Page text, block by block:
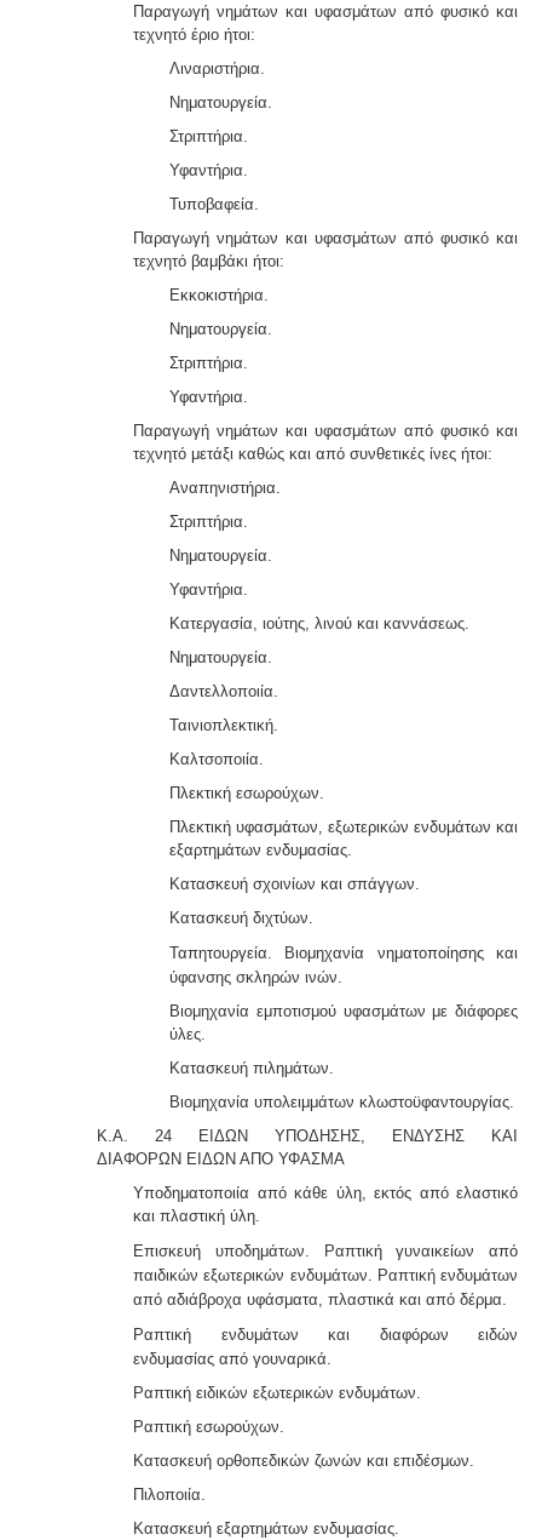
Παραγωγή νημάτων και υφασμάτων από φυσικό και
τεχνητό έριο ήτοι:
Λιναριστήρια.
Νηματουργεία.
Στριπτήρια.
Υφαντήρια.
Τυποβαφεία.
Παραγωγή νημάτων και υφασμάτων από φυσικό και
τεχνητό βαμβάκι ήτοι:
Εκκοκιστήρια.
Νηματουργεία.
Στριπτήρια.
Υφαντήρια.
Παραγωγή νημάτων και υφασμάτων από φυσικό και
τεχνητό μετάξι καθώς και από συνθετικές ίνες ήτοι:
Αναπηνιστήρια.
Στριπτήρια.
Νηματουργεία.
Υφαντήρια.
Κατεργασία, ιούτης, λινού και καννάσεως.
Νηματουργεία.
Δαντελλοποιία.
Ταινιοπλεκτική.
Καλτσοποιία.
Πλεκτική εσωρούχων.
Πλεκτική υφασμάτων, εξωτερικών ενδυμάτων και
εξαρτημάτων ενδυμασίας.
Κατασκευή σχοινίων και σπάγγων.
Κατασκευή διχτύων.
Ταπητουργεία. Βιομηχανία νηματοποίησης και
ύφανσης σκληρών ινών.
Βιομηχανία εμποτισμού υφασμάτων με διάφορες
ύλες.
Κατασκευή πιλημάτων.
Βιομηχανία υπολειμμάτων κλωστοϋφαντουργίας.
Κ.Α. 24 ΕΙΔΩΝ ΥΠΟΔΗΣΗΣ, ΕΝΔΥΣΗΣ ΚΑΙ
ΔΙΑΦΟΡΩΝ ΕΙΔΩΝ ΑΠΟ ΥΦΑΣΜΑ
Υποδηματοποιία από κάθε ύλη, εκτός από ελαστικό
και πλαστική ύλη.
Επισκευή υποδημάτων. Ραπτική γυναικείων από
παιδικών εξωτερικών ενδυμάτων. Ραπτική ενδυμάτων
από αδιάβροχα υφάσματα, πλαστικά και από δέρμα.
Ραπτική ενδυμάτων και διαφόρων ειδών
ενδυμασίας από γουναρικά.
Ραπτική ειδικών εξωτερικών ενδυμάτων.
Ραπτική εσωρούχων.
Κατασκευή ορθοπεδικών ζωνών και επιδέσμων.
Πιλοποιία.
Κατασκευή εξαρτημάτων ενδυμασίας.